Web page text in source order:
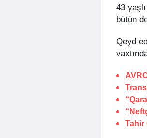
43
bütün
Qeyd
Tahir